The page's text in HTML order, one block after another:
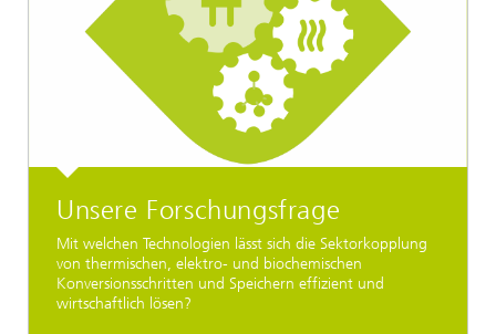
Unsere Forschungsfrage
Mit welchen Technologien lässt sich die Sektorkopplung
von thermischen, elektro- und biochemischen
Konversionsschritten und Speichern effizient und
wirtschaftlich lösen?